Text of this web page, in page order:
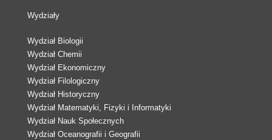
Wydziały
Wydział Biologii
Wydział Chemii
Wydział Ekonomiczny
Wydział Filologiczny
Wydział Historyczny
Wydział Matematyki, Fizyki i Informatyki
Wydział Nauk Społecznych
Wydział Oceanografii i Geografii